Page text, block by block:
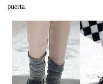
puerta.